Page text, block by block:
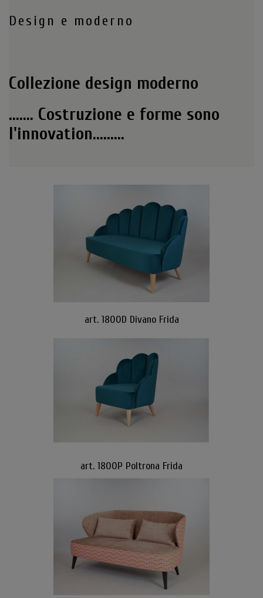
Design e moderno
Collezione design moderno
....... Costruzione e forme sono
l'innovation.........
art. 1800D Divano Frida
art. 1800P Poltrona Frida